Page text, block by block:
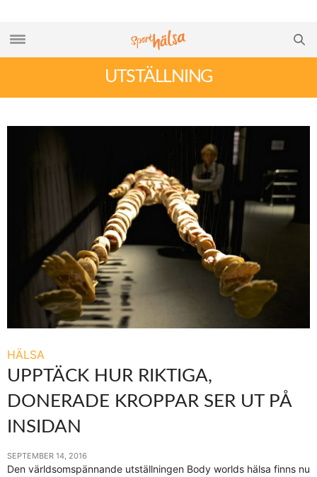
UTSTÄLLNING
HÄLSA
UPPTÄCK HUR RIKTIGA,
DONERADE KROPPAR SER UT PÅ
INSIDAN
SEPTEMBER 14, 2016
Den världsomspännande utställningen Body worlds hälsa finns nu